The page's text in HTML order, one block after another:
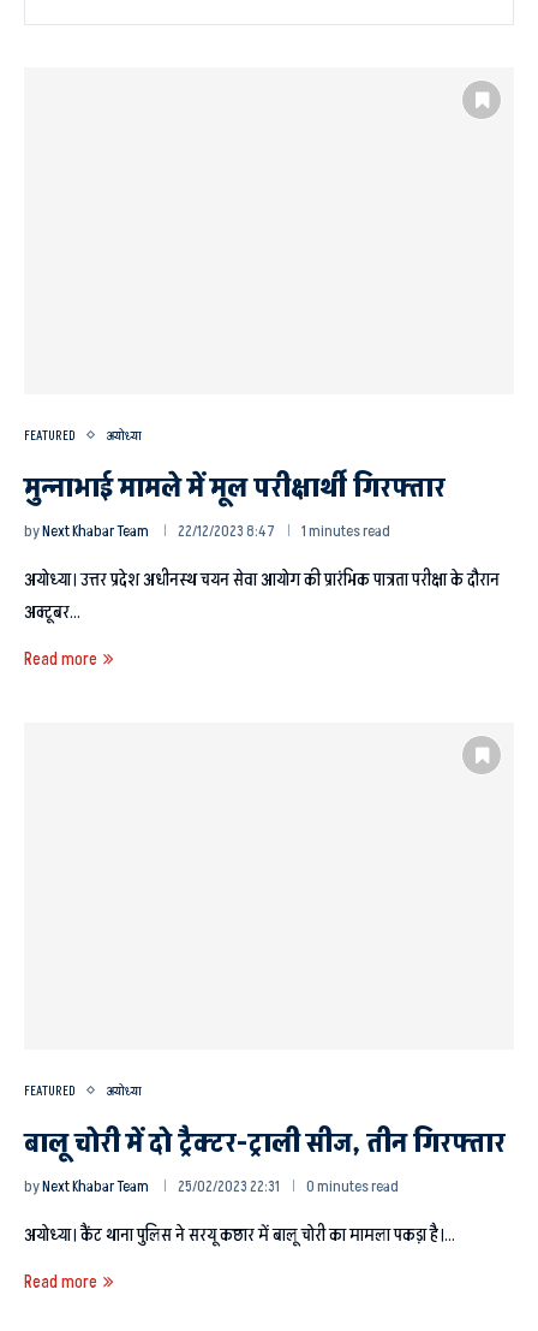
FEATURED अयोध्या
मुन्नाभाई मामले में मूल परीक्षार्थी गिरफ्तार
byNext Khabar Team 22/12/2023 8:47 1 minutes read
अयोध्या। उत्तर प्रदेश अधीनस्थ चयन सेवा आयोग की प्रारंभिक पात्रता परीक्षा के दौरान
अक्टूबर…
Read more
FEATURED अयोध्या
बालू चोरी में दो ट्रैक्टर-ट्राली सीज, तीन गिरफ्तार
byNext Khabar Team 25/02/2023 22:31 0 minutes read
अयोध्या। कैंट थाना पुलिस ने सरयू कछार में बालू चोरी का मामला पकड़ा है।…
Read more